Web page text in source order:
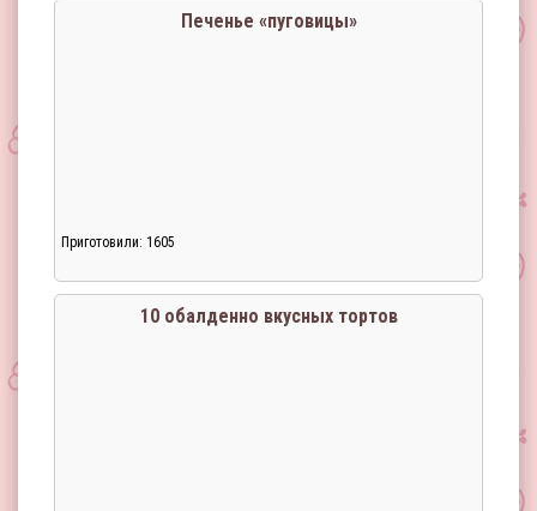
Печенье «пуговицы»
Приготовили: 1605
10 обалденно вкусных тортов